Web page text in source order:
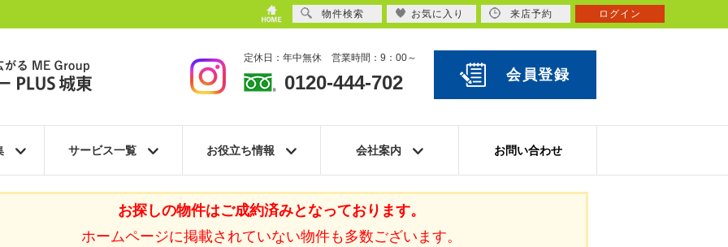
定休日：年中無休 営業時間：9：00～
0120-444-702 会員登録
サービス一覧 お役立ち情報 会社案内 お問い合わせ
お探しの物件はご成約済みとなっております。
ホームページに掲載されていない物件も多数ございます。
物件検索 お気に入り 来店予約 ログイン